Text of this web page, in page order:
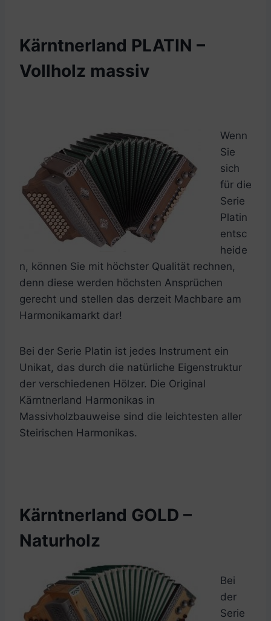
Kärntnerland PLATIN –
Vollholz massiv
Wenn
Sie
sich
für die
Serie
Platin
entsc
heide
n, können Sie mit höchster Qualität rechnen,
denn diese werden höchsten Ansprüchen
gerecht und stellen das derzeit Machbare am
Harmonikamarkt dar!
Bei der Serie Platin ist jedes Instrument ein
Unikat, das durch die natürliche Eigenstruktur
der verschiedenen Hölzer. Die Original
Kärntnerland Harmonikas in
Massivholzbauweise sind die leichtesten aller
Steirischen Harmonikas.
Kärntnerland GOLD –
Naturholz
Bei
der
Serie